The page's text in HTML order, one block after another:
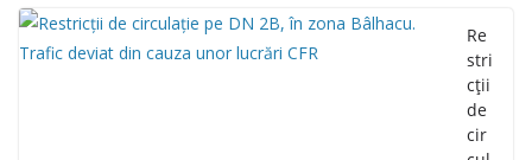
Re
stri
cții
de
cir